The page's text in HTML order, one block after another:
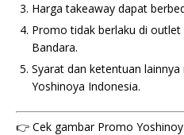
Harga takeaway dapat
Promo tidak berlaku di
Bandara.
Syarat dan ketentuan
Yoshinoya Indonesia.
👉 Cek gambar Promo